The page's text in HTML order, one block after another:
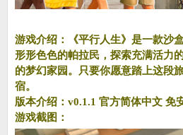
游戏介绍：《平行人生》是一款沙
形形色色的帕拉民，探索充满活力
的梦幻家园。只要你愿意踏上这段
宿。
版本介绍：v0.1.1 官方简体中文 免
游戏截图：